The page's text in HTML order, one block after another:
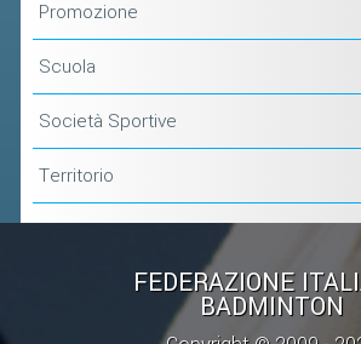
Promozione
Scuola
Società Sportive
Territorio
FEDERAZIONE
BADMINTON
TROFEO CONI
PROGETTI SPORT
FORMAZIONE